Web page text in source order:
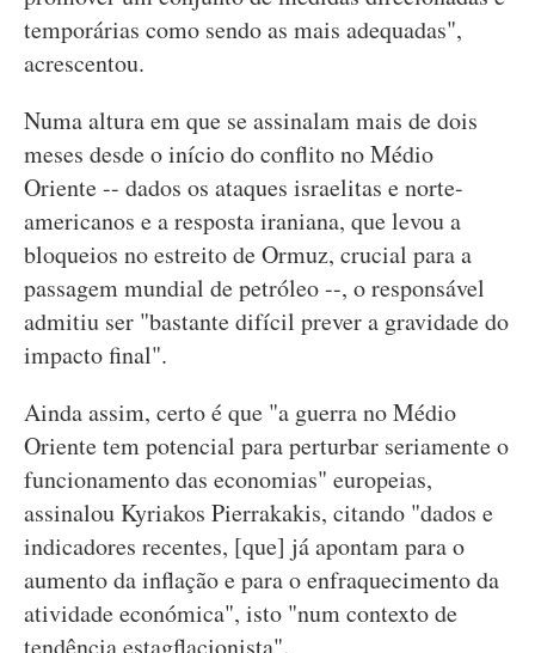
temporárias como sendo as mais adequadas",
acrescentou.
Numa altura em que se assinalam mais de dois
meses desde o início do conflito no Médio
Oriente -- dados os ataques israelitas e norte-
americanos e a resposta iraniana, que levou a
bloqueios no estreito de Ormuz, crucial para a
passagem mundial de petróleo --, o responsável
admitiu ser "bastante difícil prever a gravidade do
impacto final".
Ainda assim, certo é que "a guerra no Médio
Oriente tem potencial para perturbar seriamente o
funcionamento das economias" europeias,
assinalou Kyriakos Pierrakakis, citando "dados e
indicadores recentes, [que] já apontam para o
aumento da inflação e para o enfraquecimento da
atividade económica", isto "num contexto de
tendência estagflacionista".